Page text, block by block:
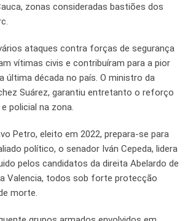
zonas consideradas bastiões dos
ataques contra forças de segurança
vítimas civis e contribuíram para a pior
última década no país. O ministro da
Suárez, garantiu entretanto o reforço
policial na zona.
Petro, eleito em 2022, prepara-se para
político, o senador Iván Cepeda, lidera
pelos candidatos da direita Abelardo de
Valencia, todos sob forte protecção
morte.